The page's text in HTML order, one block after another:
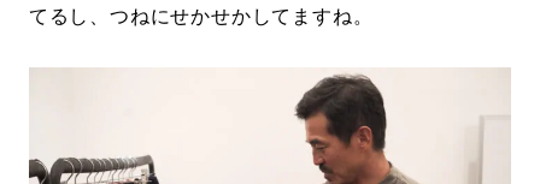
てるし、つねにせかせかしてますね。